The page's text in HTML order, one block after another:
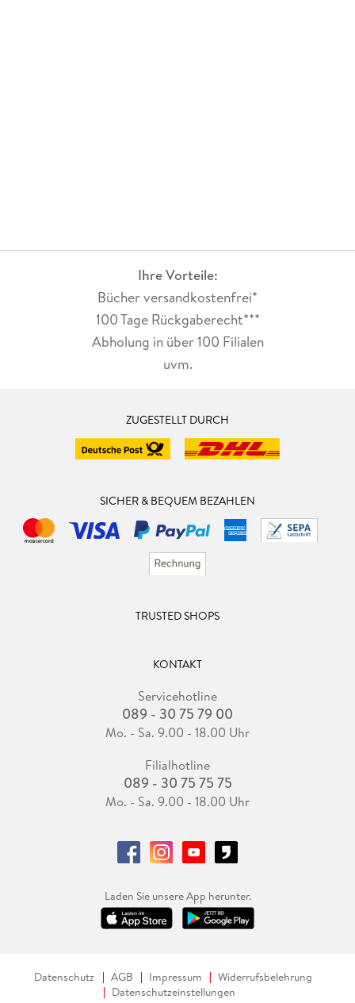
Ihre Vorteile:
Bücher versandkostenfrei*
100 Tage Rückgaberecht***
Abholung in über 100 Filialen
uvm.
ZUGESTELLT DURCH
SICHER & BEQUEM BEZAHLEN
TRUSTED SHOPS
KONTAKT
Servicehotline
089 - 30 75 79 00
Mo. - Sa. 9.00 - 18.00 Uhr
Filialhotline
089 - 30 75 75 75
Mo. - Sa. 9.00 - 18.00 Uhr
Laden Sie unsere App herunter.
Datenschutz AGB Impressum
Widerrufsbelehrung
Datenschutzeinstellungen